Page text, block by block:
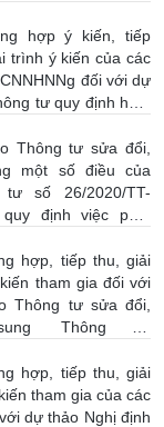
hợp ý kiến, tiếp
trình ý kiến của các
đối với dự
tư quy định hoạt
gửi, mua, bán có
GTCG giữa các
CNNHNNg
| 09:32:00
Thông tư sửa đổi,
một số điều của
tư số 26/2020/TT-
quy định việc phát
hàng Nhà nước
| 09:41:00
hợp, tiếp thu, giải
tham gia đối với
Thông tư sửa đổi,
Thông tư
| 02:19:00
hợp, tiếp thu, giải
tham gia của các
dự thảo Nghị định